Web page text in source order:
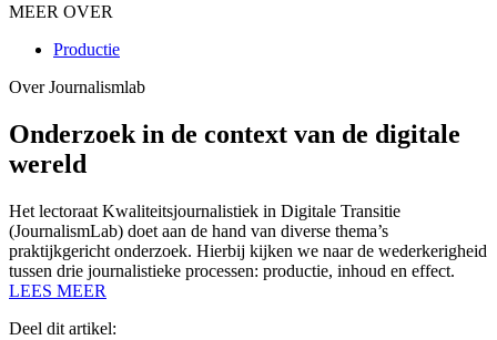
MEER OVER
Productie
Over Journalismlab
Onderzoek in de context van de digitale
wereld
Het lectoraat Kwaliteitsjournalistiek in Digitale Transitie
(JournalismLab) doet aan de hand van diverse thema’s
praktijkgericht onderzoek. Hierbij kijken we naar de wederkerigheid
tussen drie journalistieke processen: productie, inhoud en effect.
LEES MEER
Deel dit artikel: